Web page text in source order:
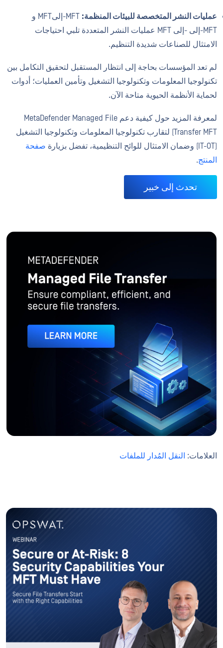
عمليات النشر المتخصصة للبيئات المنظمة:
MFT-إلىMFT و
MFT-إلى -إلى MFT عمليات النشر المتعددة تلبي احتياجات
الامتثال للصناعات شديدة التنظيم.
لم تعد المؤسسات بحاجة إلى انتظار المستقبل لتحقيق التكامل بين
تكنولوجيا المعلومات وتكنولوجيا التشغيل وتأمين العمليات؛ أدوات
لحماية الأنظمة الحيوية متاحة الآن.
لمعرفة المزيد حول كيفية دعم MetaDefender Managed File
Transfer MFT) لتقارب تكنولوجيا المعلومات وتكنولوجيا التشغيل
(IT-OT) وضمان الامتثال للوائح التنظيمية، تفضل بزيارة
صفحة
المنتج.
تحدث إلى خبير
METADEFENDER
ضمان عمليات نقل الملفات المتوافقة والفعالة والآمنة.
اعرف أكثر
العلامات: النقل المُدار للملفات